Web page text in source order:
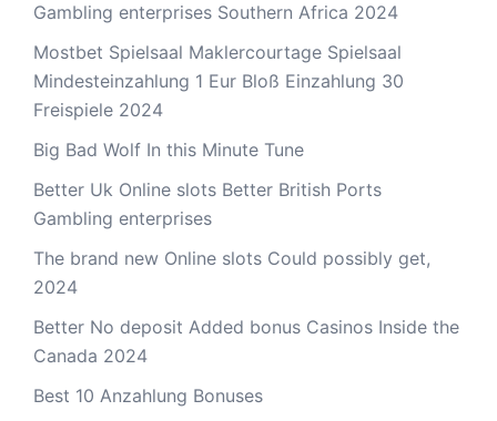
Gambling enterprises Southern Africa 2024
Mostbet Spielsaal Maklercourtage Spielsaal
Mindesteinzahlung 1 Eur Bloß Einzahlung 30
Freispiele 2024
Big Bad Wolf In this Minute Tune
Better Uk Online slots Better British Ports
Gambling enterprises
The brand new Online slots Could possibly get,
2024
Better No deposit Added bonus Casinos Inside the
Canada 2024
Best 10 Anzahlung Bonuses